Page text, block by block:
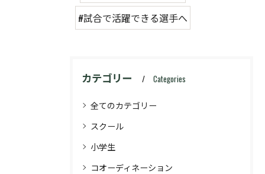
#試合で活躍できる選手へ
カテゴリー Categories
全てのカテゴリー
スクール
小学生
コオーディネーション